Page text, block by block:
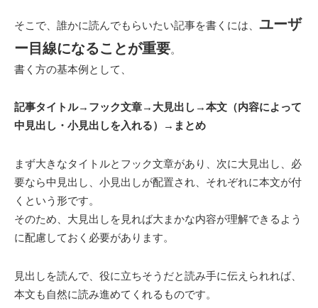
そこで、誰かに読んでもらいたい記事を書くには、 ユーザ
ー目線になることが重要。
書く方の基本例として、
記事タイトル→フック文章→大見出し→本文（内容によって
中見出し・小見出しを入れる）→まとめ
まず大きなタイトルとフック文章があり、次に大見出し、必
要なら中見出し、小見出しが配置され、それぞれに本文が付
くという形です。
そのため、大見出しを見れば大まかな内容が理解できるよう
に配慮しておく必要があります。
見出しを読んで、役に立ちそうだと読み手に伝えられれば、
本文も自然に読み進めてくれるものです。